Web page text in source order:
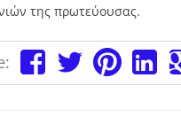
της πρωτεύουσας.